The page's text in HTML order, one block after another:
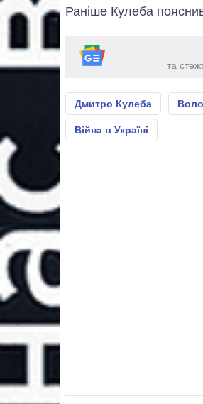
Раніше Кулеба
та
Дмитро Кулеба
Війна в Україні